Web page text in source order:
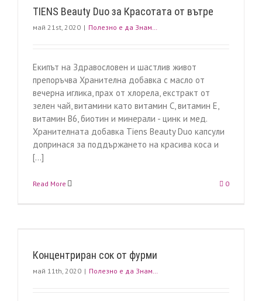
TIENS Beauty Duo за Красотата от вътре
май 21st, 2020 | Полезно е да Знам…
Екипът на Здравословен и шастлив живот
препоръчва Хранителна добавка с масло от
вечерна иглика, прах от хлорела, екстракт от
зелен чай, витамини като витамин С, витамин Е,
витамин В6, биотин и минерали - цинк и мед.
Хранителната добавка Tiens Beauty Duo капсули
допринася за поддържането на красива коса и
[...]
Read More 0
Концентриран сок от фурми
май 11th, 2020 | Полезно е да Знам…